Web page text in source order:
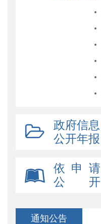
政府信息
公开年报
依 申 请
公 开
通知公告